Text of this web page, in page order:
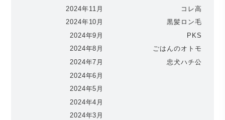
2024年11月
2024年10月
2024年9月
2024年8月
2024年7月
2024年6月
2024年5月
2024年4月
2024年3月
コレ高
黒髪ロン毛
PKS
ごはんのオトモ
忠犬ハチ公